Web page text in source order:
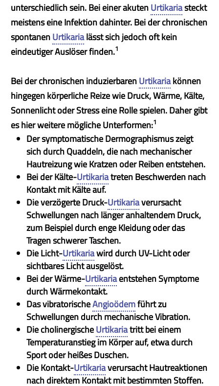
unterschiedlich sein. Bei einer akutenUrtikariasteckt
meistens eine Infektion dahinter. Bei der chronischen
spontanenUrtikarialässt sich jedoch oft kein
eindeutiger Auslöser finden.1
Bei der chronischen induzierbarenUrtikariakönnen
hingegen körperliche Reize wie Druck, Wärme, Kälte,
Sonnenlicht oder Stress eine Rolle spielen. Daher gibt
es hier weitere mögliche Unterformen:1
Der symptomatische Dermographismus zeigt
sich durch Quaddeln, die nach mechanischer
Hautreizung wie Kratzen oder Reiben entstehen.
Bei der Kälte-Urtikariatreten Beschwerden nach
Kontakt mit Kälte auf.
Die verzögerte Druck-Urtikariaverursacht
Schwellungen nach länger anhaltendem Druck,
zum Beispiel durch enge Kleidung oder das
Tragen schwerer Taschen.
Die Licht-Urtikariawird durch UV-Licht oder
sichtbares Licht ausgelöst.
Bei der Wärme-Urtikariaentstehen Symptome
durch Wärmekontakt.
Das vibratorischeAngioödemführt zu
Schwellungen durch mechanische Vibration.
Die cholinergischeUrtikariatritt bei einem
Temperaturanstieg im Körper auf, etwa durch
Sport oder heißes Duschen.
Die Kontakt-Urtikariaverursacht Hautreaktionen
nach direktem Kontakt mit bestimmten Stoffen.